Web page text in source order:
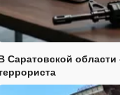
Саратовской